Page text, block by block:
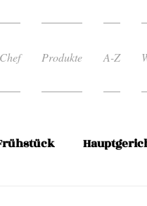
Produkte A-Z